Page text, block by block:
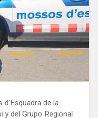
de la
y del Grupo Regional